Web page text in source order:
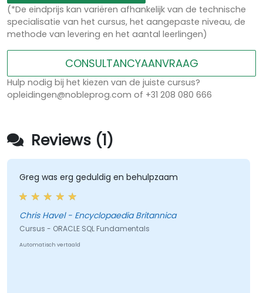
(*De eindprijs kan variëren afhankelijk van de technische
specialisatie van het cursus, het aangepaste niveau, de
methode van levering en het aantal leerlingen)
CONSULTANCYAANVRAAG
Hulp nodig bij het kiezen van de juiste cursus?
opleidingen@nobleprog.com of +31 208 080 666
Reviews (1)
Greg was erg geduldig en behulpzaam
Chris Havel - Encyclopaedia Britannica
Cursus - ORACLE SQL Fundamentals
Automatisch vertaald